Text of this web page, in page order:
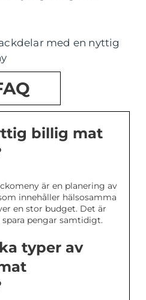
med en nyttig
billig mat
är en planering av
innehåller hälsosamma
en stor budget. Det är
pengar samtidigt.
typer av